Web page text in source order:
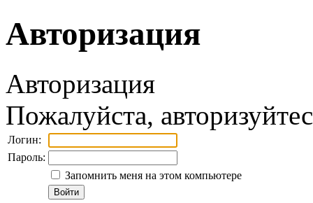
Авторизация
Авторизация
Пожалуйста,
Логин:
Пароль:
Запомнить меня на этом компьютере